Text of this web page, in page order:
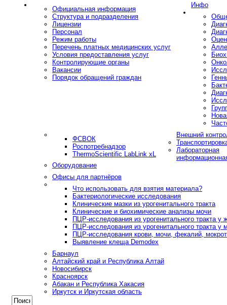
Инфо
Официальная информация
Структура и подразделения
Лицензии
Персонал
Режим работы
Перечень платных медицинских услуг
Условия предоставления услуг
Контролирующие органы
Вакансии
Порядок обращений граждан
Внешний
ФСВОК
Роспотребнадзор
ThermoScientific LabLink xL
Лабораторная
Оборудование
Офисы для партнёров
Что использовать для взятия материала?
Бактериологические исследования
Клинические мазки из урогенитального тракта
Клинические и биохимические анализы мочи
ПЦР-исследования из урогенитального тракта у
ПЦР-исследования из урогенитального тракта у
ПЦР-исследования крови, мочи, фекалий,
Выявление клеща Demodex
Барнаул
Алтайский край и Республика Алтай
Новосибирск
Красноярск
Абакан и Республика Хакасия
Иркутск и Иркутская область